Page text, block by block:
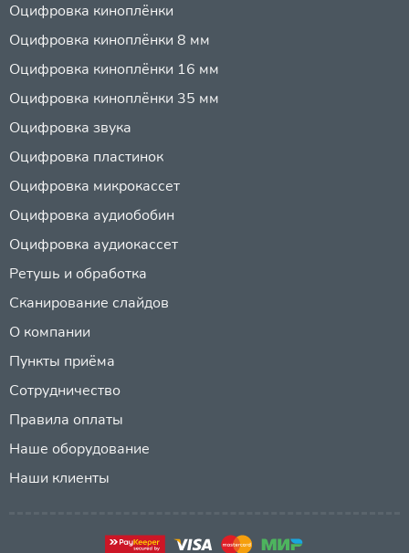
Оцифровка киноплёнки
Оцифровка киноплёнки 8 мм
Оцифровка киноплёнки 16 мм
Оцифровка киноплёнки 35 мм
Оцифровка звука
Оцифровка пластинок
Оцифровка микрокассет
Оцифровка аудиобобин
Оцифровка аудиокассет
Ретушь и обработка
Сканирование слайдов
О компании
Пункты приёма
Сотрудничество
Правила оплаты
Наше оборудование
Наши клиенты